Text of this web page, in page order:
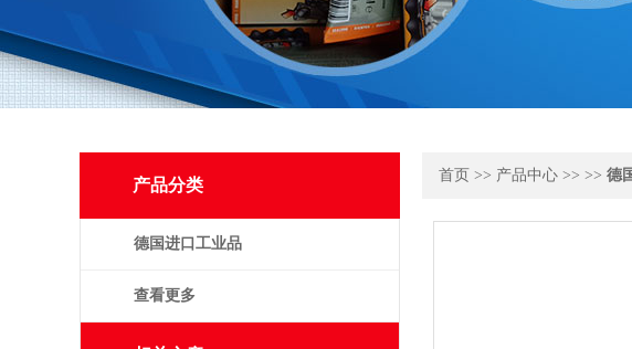
产品分类
德国进口工业品
查看更多
首页 >> 产品中心 >> >> 德